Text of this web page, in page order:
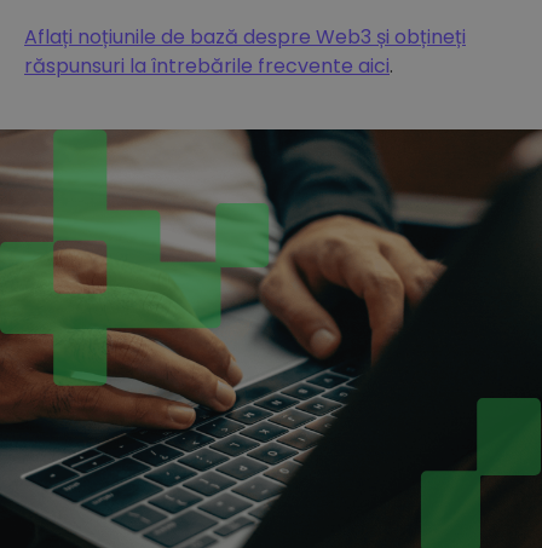
Aflați noțiunile de bază despre Web3 și obțineți
răspunsuri la întrebările frecvente aici.